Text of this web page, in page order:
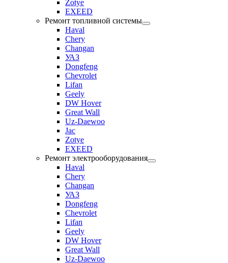
Zotye
EXEED
Ремонт топливной системы
Haval
Chery
Changan
УАЗ
Dongfeng
Chevrolet
Lifan
Geely
DW Hover
Great Wall
Uz-Daewoo
Jac
Zotye
EXEED
Ремонт электрооборудования
Haval
Chery
Changan
УАЗ
Dongfeng
Chevrolet
Lifan
Geely
DW Hover
Great Wall
Uz-Daewoo